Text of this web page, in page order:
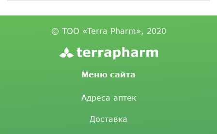
© ТОО «Terra Pharm», 2020
Меню сайта
Адреса аптек
Доставка